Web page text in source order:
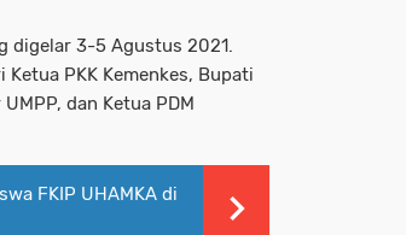
digelar 3-5 Agustus 2021.
PKK Kemenkes, Bupati
dan Ketua PDM
FKIP UHAMKA di